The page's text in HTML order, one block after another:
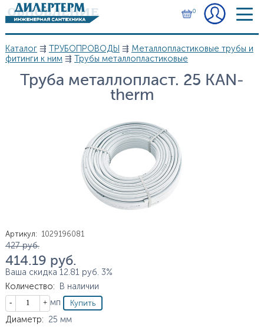
Перейти к основному содержанию
0
Вы здесь
Каталог⇶ ТРУБОПРОВОДЫ ⇶ Металлопластиковые трубы и
фитинги к ним⇶ Трубы металлопластиковые
Труба металлопласт. 25 KAN-
therm
Артикул: 1029196081
Цена
427 руб.
414.19 руб.
Ваша скидка 12.81 руб. 3%
Количество:
В наличии
Кол-во
мп
Характеристики
Диаметр: 25 мм